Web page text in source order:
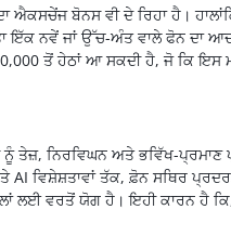
ਐਕਸਚੇਂਜ ਬੋਨਸ ਵੀ ਦੇ ਰਿਹਾ ਹੈ।
ਇੱਕ ਨਵੇਂ ਜਾਂ ਉੱਚ-ਅੰਤ ਵਾਲੇ ਫੋਨ ਦਾ
ਤੋਂ ਹੇਠਾਂ ਆ ਸਕਦੀ ਹੈ, ਜੋ ਕਿ ਇਸ
ਨੂੰ ਤੇਜ਼, ਨਿਰਵਿਘਨ ਅਤੇ ਭਵਿੱਖ-ਪ੍ਰਮਾਣ
AI ਵਿਸ਼ੇਸ਼ਤਾਵਾਂਤੱਕ, ਫ਼ੋਨਸਥਿਰ
ਲਈ ਵਰਤੋਂ ਯੋਗ ਹੈ। ਇਹੀ ਕਾਰਨ ਹੈ